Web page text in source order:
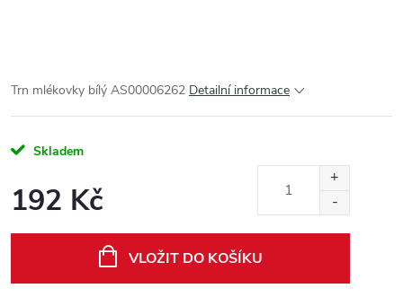
Trn mlékovky bílý AS00006262 Detailní informace
Skladem
192 Kč
VLOŽIT DO KOŠÍKU